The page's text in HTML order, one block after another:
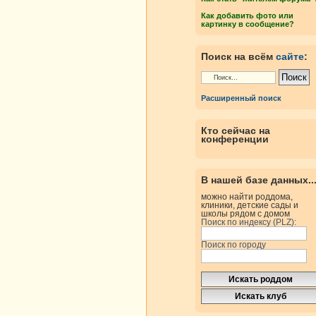
Как добавить фото или
картинку в сообщение?
Поиск на всём сайте:
Расширенный поиск
Кто сейчас на
конференции
В нашей базе данных...
можно найти роддома,
клиники, детские сады и
школы рядом с домом
Поиск по индексу (PLZ):
Поиск по городу